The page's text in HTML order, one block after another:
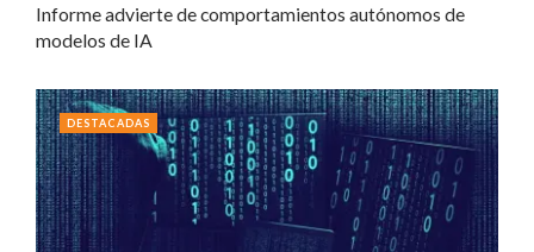
Informe advierte de comportamientos autónomos de
modelos de IA
DESTACADAS